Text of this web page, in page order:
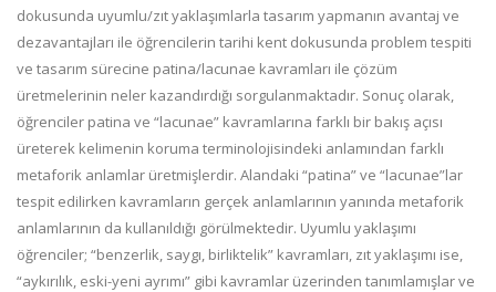
dokusunda uyumlu/zıt yaklaşımlarla tasarım yapmanın avantaj ve
dezavantajları ile öğrencilerin tarihi kent dokusunda problem tespiti
ve tasarım sürecine patina/lacunae kavramları ile çözüm
üretmelerinin neler kazandırdığı sorgulanmaktadır. Sonuç olarak,
öğrenciler patina ve “lacunae” kavramlarına farklı bir bakış açısı
üreterek kelimenin koruma terminolojisindeki anlamından farklı
metaforik anlamlar üretmişlerdir. Alandaki “patina” ve “lacunae”lar
tespit edilirken kavramların gerçek anlamlarının yanında metaforik
anlamlarının da kullanıldığı görülmektedir. Uyumlu yaklaşımı
öğrenciler; “benzerlik, saygı, birliktelik” kavramları, zıt yaklaşımı ise,
“aykırılık, eski-yeni ayrımı” gibi kavramlar üzerinden tanımlamışlar ve